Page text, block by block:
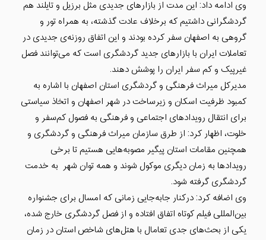
وی ادامه داد: این مدت از بازارهای جدیدی مثل برزیل و تایلند هم
گردشگرانی داشتیم که برخلاف عادت گذشته، به همراه تور و
گروهی به اصفهان سفر کرده‌ بودند و این اتفاق روزنه‌ی جدیدی در
تعاملات ایران با بازارهای جدید گردشگری است که می‌توانند فصل
غیرپیک و کم سفر ایران را پوشش دهند.
مدیرکل میراث فرهنگی و گردشگری استان اصفهان با اشاره به
کمبود ظرفیت اسکان و زیرساخت در شهر اصفهان و اتخاذ سیاستی
برای انتقال رویدادهای اجتماعی و فرهنگی به فصول کم‌سفر و
خلوت، اظهار کرد:از طرق سازمان میراث فرهنگی و گردشگری و
همچنین مقامات استان پیگیر مصوبه‌هایی هستیم تا برخی
رویدادها به زمان دیگری موکول شوند و همه توان شهر به خدمت
گردشگری گرفته شود.
وی اضافه کرد: درکنار جابه‌جایی زمانی که امسال برای جشنواره
بین‌المللی فیلم کوتاه اتفاق افتاده و از فصل گردشگری خارج شده،
یکی از بحث‌های جدی تعامال با هتل‌های شاخص استان در زمان